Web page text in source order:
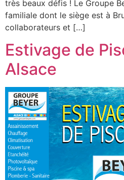
très beaux défis ! Le Groupe
familiale dont le siège est à
collaborateurs et […]
Estivage de
Alsace